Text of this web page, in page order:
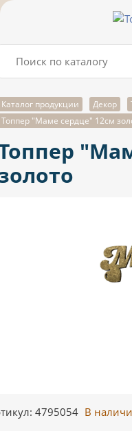
Каталог продукции Декор
Топпер "Маме сердце" 12см
4795054 В